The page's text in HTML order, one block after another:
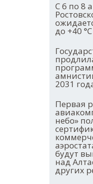
С 6 по 8
до +40 °С
2031
Первая
небо»
будут
над
других